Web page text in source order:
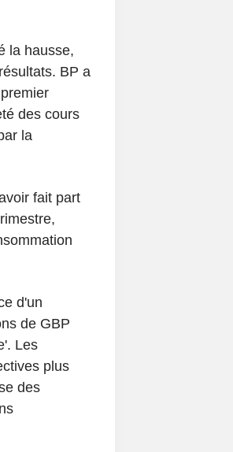
la hausse,
BP a
des cours
la
fait part
d'un
de GBP
Les
plus
des